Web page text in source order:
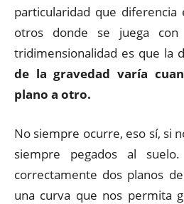
particularidad que diferencia
otros donde se juega
tridimensionalidad es que la
de la gravedad varía
plano a otro.
No siempre ocurre, eso sí, si
siempre pegados al
correctamente dos planos
una curva que nos permita